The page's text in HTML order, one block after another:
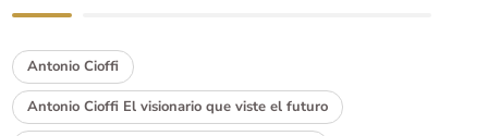
Antonio Cioffi
Antonio Cioffi El visionario que viste el futuro